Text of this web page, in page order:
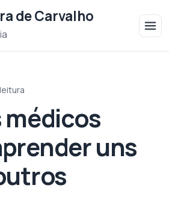
de Carvalho
médicos
uns